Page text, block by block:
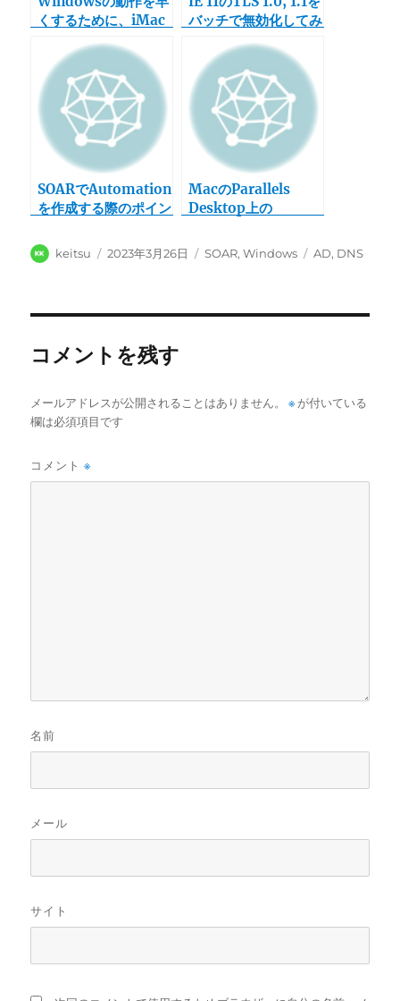
くするために、iMac
バッチで無効化してみ
SOARでAutomation
を作成する際のポイン
Outputsを設定す
る）
MacのParallels
Desktop上の
2019にActive
Directoryをインスト
投
keitsu
投
2023年3月26日
カ
SOAR,Windows
タ
AD, DNS
コメントを残す
メールアドレスが公開されることはありません。 ※ が付いている
欄は必須項目です
コメント※
名前
メール
サイト